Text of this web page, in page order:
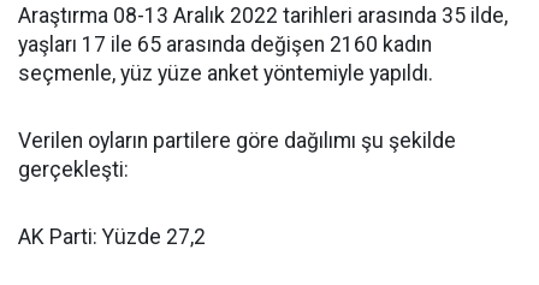
Araştırma 08-13 Aralık 2022 tarihleri arasında 35 ilde,
yaşları 17 ile 65 arasında değişen 2160 kadın
seçmenle, yüz yüze anket yöntemiyle yapıldı.
Verilen oyların partilere göre dağılımı şu şekilde
gerçekleşti:
AK Parti: Yüzde 27,2